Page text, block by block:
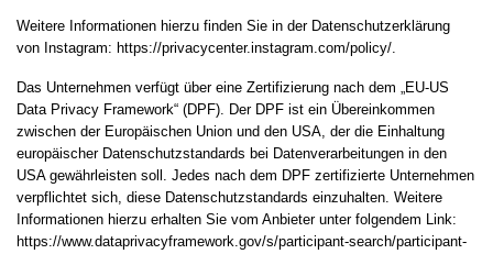
Weitere Informationen hierzu finden Sie in der Datenschutzerklärung
von Instagram: https://privacycenter.instagram.com/policy/.
Das Unternehmen verfügt über eine Zertifizierung nach dem „EU-US
Data Privacy Framework“ (DPF). Der DPF ist ein Übereinkommen
zwischen der Europäischen Union und den USA, der die Einhaltung
europäischer Datenschutzstandards bei Datenverarbeitungen in den
USA gewährleisten soll. Jedes nach dem DPF zertifizierte Unternehmen
verpflichtet sich, diese Datenschutzstandards einzuhalten. Weitere
Informationen hierzu erhalten Sie vom Anbieter unter folgendem Link:
https://www.dataprivacyframework.gov/s/participant-search/participant-